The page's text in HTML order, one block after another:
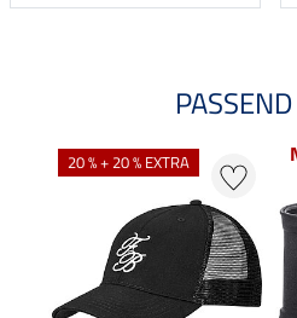
20 % + 20 % EXTRA